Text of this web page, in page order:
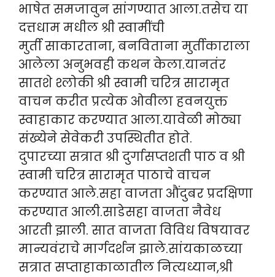
भाषेत समजावुन सांगण्यात आला.तसेच या
दत्तधाम मधील श्री स्वामींची
मुर्ती साकारताना, बनविताना मुर्तीकाराला
आलेला अनुभवही कथन केला.यानतंर
सातशे श्लोकी श्री स्वामी चरित्र सारामृत
वाचन करीत प्रत्येक ओवीला हवनयुक्त
स्वाहाकार करण्यात आला.यावेळी मोठ्या
संख्येने सेवेकरी उपस्थितीत होते.
दुपारच्या सत्रात श्री दुर्गासप्तशती पाठ व श्री
स्वामी चरित्र सारामृत पाठाचे वाचन
करण्यात आले.सहा वाजता औंदुबर प्रदक्षिणा
करण्यात आली.साडेसहा वाजता नैवेध
आरती झाली. सात वाजता विविध विषयावर
मान्यवंराचे मार्गदर्शन झाले.सांयकाळच्या
सत्रात सप्ताहाकाळातील नित्यध्यान,श्री